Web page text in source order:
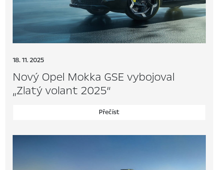
18. 11. 2025
Nový Opel Mokka GSE vybojoval
„Zlatý volant 2025“
Přečíst